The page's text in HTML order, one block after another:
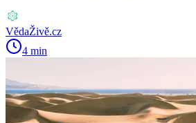
VědaŽivě.cz
4 min